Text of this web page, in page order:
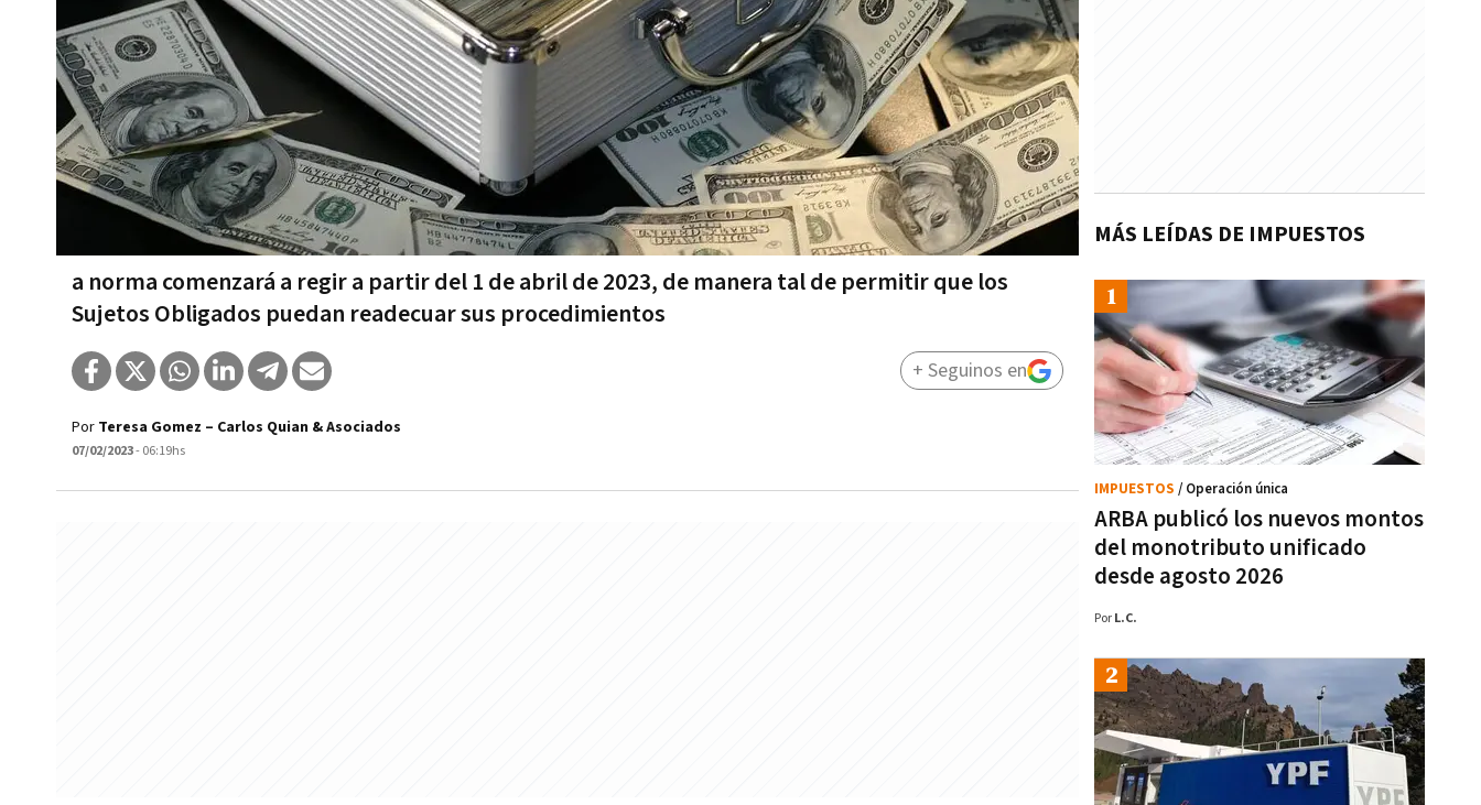
a norma comenzará a regir a partir del 1 de abril de 2023, de manera tal de permitir que los
Sujetos Obligados puedan readecuar sus procedimientos
Por Teresa Gomez – Carlos Quian & Asociados
07/02/2023- 06:19hs
+ Seguinos en
MÁS LEÍDAS DE IMPUESTOS
ARBA publicó los nuevos montos
del monotributo unificado
desde agosto 2026
IMPUESTOS / Operación única
Por L.C.